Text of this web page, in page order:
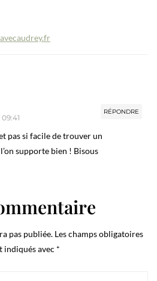
RÉPONDRE
pas si facile de trouver un
supporte bien ! Bisous
pas publiée. Les champs obligatoires
indiqués avec *